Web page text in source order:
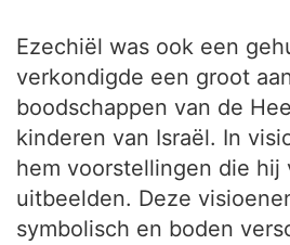
Ezechiël was ook een
verkondigde een groot
boodschappen van de
kinderen van Israël. In
hem voorstellingen die hij
uitbeelden. Deze
symbolisch en boden